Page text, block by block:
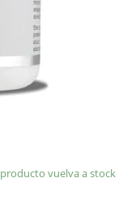
vuelva a stock